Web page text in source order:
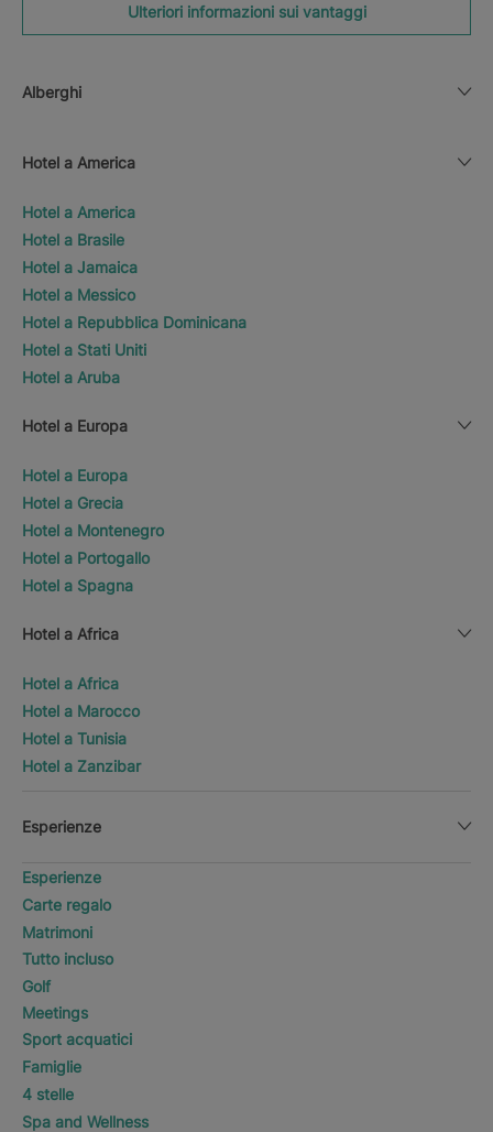
Ulteriori informazioni sui vantaggi
Alberghi
Hotel a America
Hotel a America
Hotel a Brasile
Hotel a Jamaica
Hotel a Messico
Hotel a Repubblica Dominicana
Hotel a Stati Uniti
Hotel a Aruba
Hotel a Europa
Hotel a Europa
Hotel a Grecia
Hotel a Montenegro
Hotel a Portogallo
Hotel a Spagna
Hotel a Africa
Hotel a Africa
Hotel a Marocco
Hotel a Tunisia
Hotel a Zanzibar
Esperienze
Esperienze
Carte regalo
Matrimoni
Tutto incluso
Golf
Meetings
Sport acquatici
Famiglie
4 stelle
Spa and Wellness